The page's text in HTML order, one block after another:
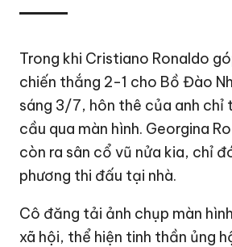
Trong khi Cristiano Ronaldo
chiến thắng 2-1 cho Bồ Đào
sáng 3/7, hôn thê của anh chỉ
cầu qua màn hình. Georgina
còn ra sân cổ vũ nửa kia, chỉ
phương thi đấu tại nhà.
Cô đăng tải ảnh chụp màn
xã hội, thể hiện tinh thần ủng